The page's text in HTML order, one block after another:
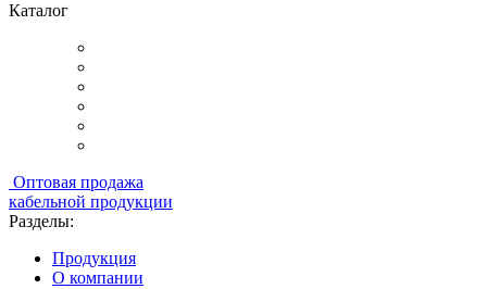
Каталог
Оптовая продажа
кабельной продукции
Разделы:
Продукция
О компании